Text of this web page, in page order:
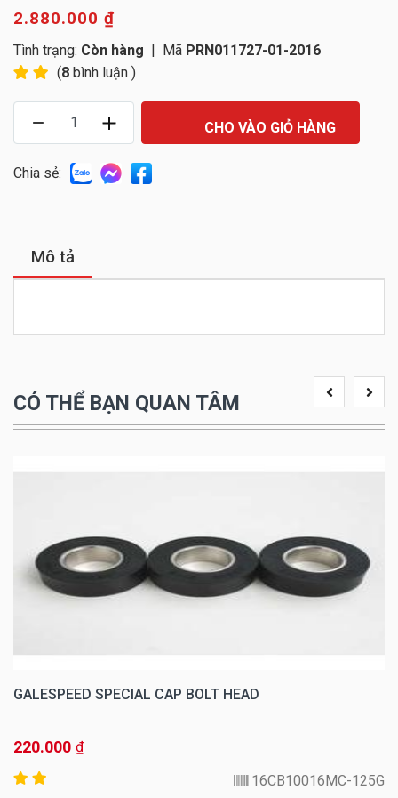
2.880.000 ₫
Tình trạng: Còn hàng | Mã PRN011727-01-2016
(8 bình luận )
CHO VÀO GIỎ HÀNG
Chia sẻ:
Mô tả
CÓ THỂ BẠN QUAN TÂM
GALESPEED SPECIAL CAP BOLT HEAD
220.000 ₫
16CB10016MC-125G